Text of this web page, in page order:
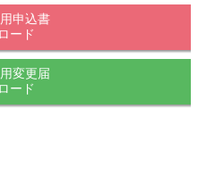
申込書
ード
変更届
ード